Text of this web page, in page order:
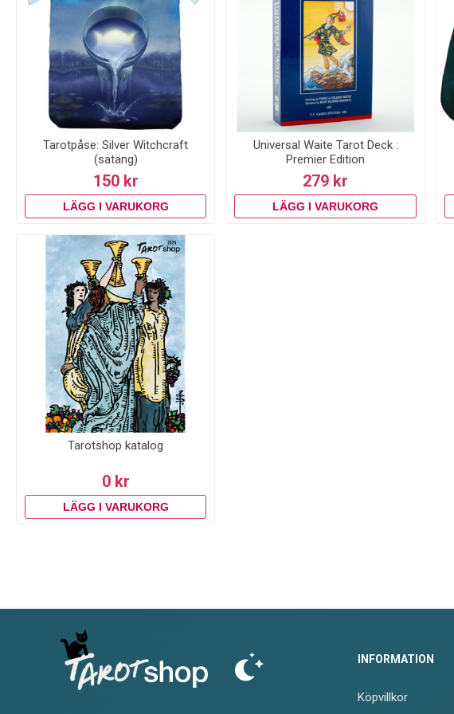
Tarotpåse: Silver Witchcraft
(satäng)
150 kr
Universal Waite Tarot Deck :
Premier Edition
279 kr
Tarotshop katalog
0 kr
INFORMATION
Köpvillkor